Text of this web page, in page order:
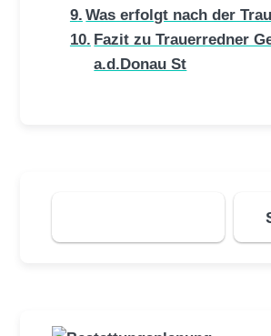
Was erfolgt nach der
Fazit zu Trauerredner
a.d.Donau St
Suchen